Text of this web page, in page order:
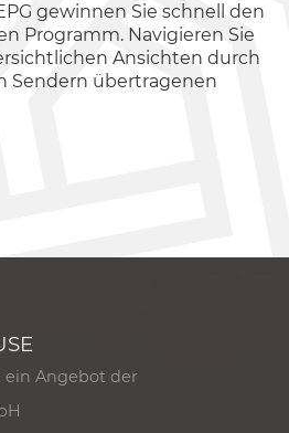
gewinnen Sie schnell den
Programm. Navigieren Sie
Ansichten durch
Sendern übertragenen
ein Angebot der